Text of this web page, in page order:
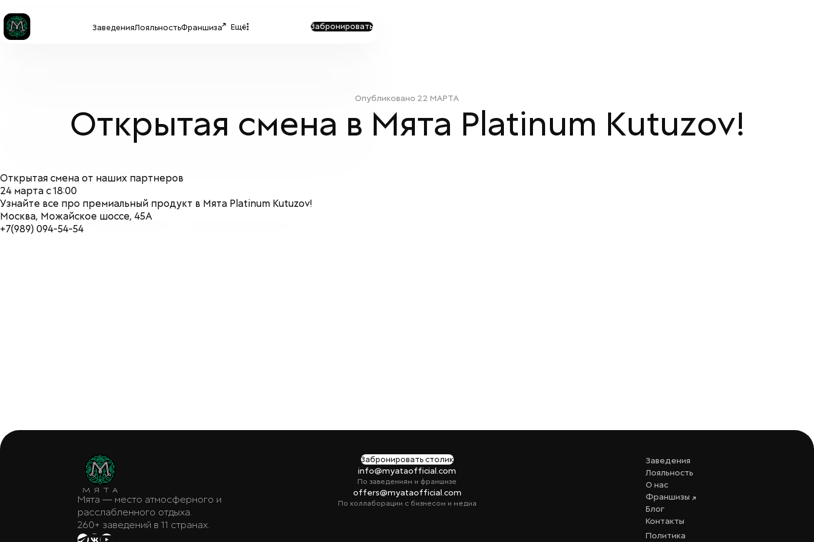
ЗаведенияЛояльностьФраншиза Ещё Забронировать
Опубликовано 22 МАРТА
Открытая смена в Мята Platinum Kutuzov!
Открытая смена от наших партнеров
24 марта с 18:00
Узнайте все про премиальный продукт в Мята Platinum Kutuzov!
Москва, Можайское шоссе, 45А
+7(989) 094-54-54
Мята — место атмосферного и
расслабленного отдыха.
260+ заведений в 11 странах.
Забронировать столик
info@myataofficial.com
По заведениям и франшизе
offers@myataofficial.com
По коллаборации с бизнесом и медиа
Заведения
Лояльность
О нас
Франшизы
Блог
Контакты
Политика